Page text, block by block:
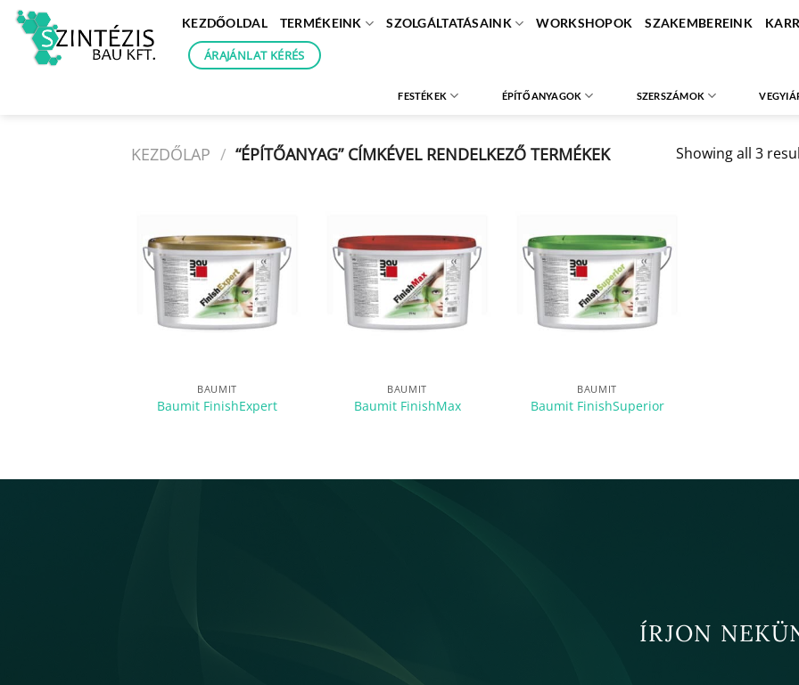
Skip
content
KEZDŐOLDAL TERMÉKEINK SZOLGÁLTATÁSAINK WORKSHOPOK SZAKEMBEREINK
ÁRAJÁNLAT KÉRÉS
FESTÉKEK ÉPÍTŐANYAGOK SZERSZÁMOK
KEZDŐLAP / “ÉPÍTŐANYAG” CÍMKÉVEL RENDELKEZŐ TERMÉKEK Showing all 3
BAUMIT
Baumit FinishExpert
BAUMIT
Baumit FinishMax
BAUMIT
Baumit FinishSuperior
ÍRJON